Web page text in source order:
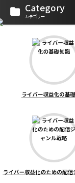
Category
カテゴリー
ライバー収益化の基
ライバー収益化のための配信